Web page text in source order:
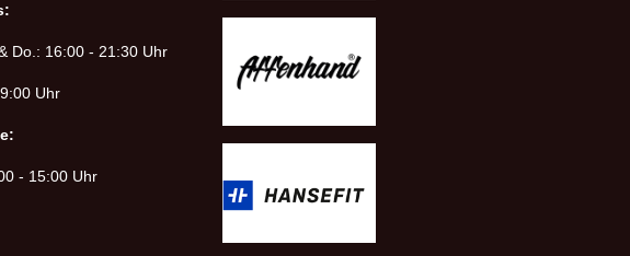
Do.: 16:00 - 21:30 Uhr
Uhr
- 15:00 Uhr